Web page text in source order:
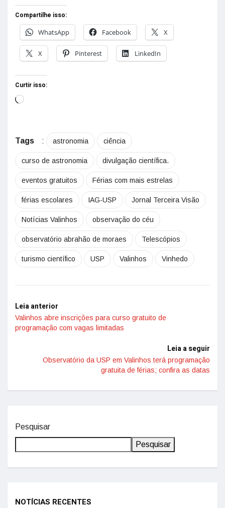
Compartilhe isso:
WhatsApp
Facebook X
X Pinterest LinkedIn
Curtir isso:
Tags : astronomia ciência
curso de astronomia divulgação científica.
eventos gratuitos Férias com mais estrelas
férias escolares IAG-USP Jornal Terceira Visão
Notícias Valinhos observação do céu
observatório abrahão de moraes Telescópios
turismo científico USP Valinhos Vinhedo
Leia anterior
Valinhos abre inscrições para curso gratuito de
programação com vagas limitadas
Leia a seguir
Observatório da USP em Valinhos terá programação
gratuita de férias; confira as datas
Pesquisar
Pesquisar
NOTÍCIAS RECENTES